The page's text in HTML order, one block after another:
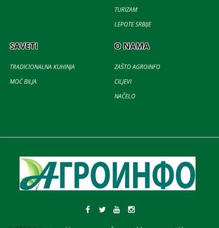
TURIZAM
LEPOTE SRBIJE
SAVETI
TRADICIONALNA KUHINJA
MOĆ BILJA
O NAMA
ZAŠTO AGROINFO
CILJEVI
NAČELO